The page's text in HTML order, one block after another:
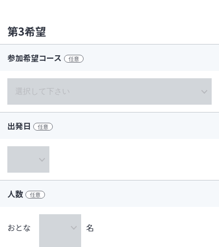
第3希望
参加希望コース 任意
出発日 任意
人数 任意
おとな 名